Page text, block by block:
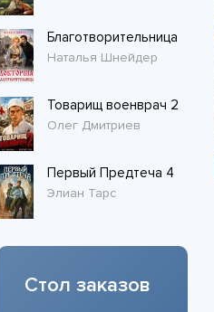
Благотворительница
Наталья Шнейдер
Товарищ военврач 2
Олег Дмитриев
Первый Предтеча 4
Элиан Тарс
Стол заказов